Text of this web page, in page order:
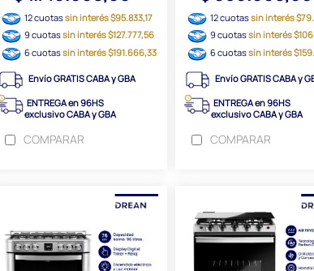
12 cuotassin interés $95.833,17
9 cuotassin interés $127.777,56
6 cuotassin interés $191.666,33
Envío GRATIS CABA y GBA
ENTREGA en 96HS
exclusivo CABA y GBA
COMPARAR
12 cuotassin interés
9 cuotassin interés
6 cuotassin interés
Envío GRATIS CABA y
ENTREGA en 96HS
exclusivo CABA y GBA
COMPARAR